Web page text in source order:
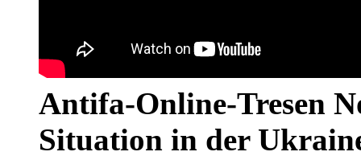
Antifa-Online-Tresen
Situation in der